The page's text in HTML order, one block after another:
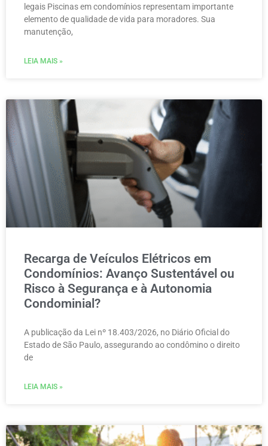
legais Piscinas em condomínios representam importante
elemento de qualidade de vida para moradores. Sua
manutenção,
LEIA MAIS »
Recarga de Veículos Elétricos em
Condomínios: Avanço Sustentável ou
Risco à Segurança e à Autonomia
Condominial?
A publicação da Lei nº 18.403/2026, no Diário Oficial do
Estado de São Paulo, assegurando ao condômino o direito
de
LEIA MAIS »